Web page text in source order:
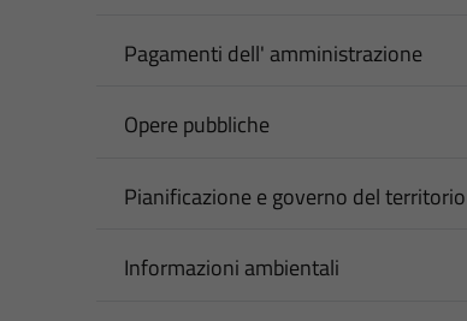
Pagamenti dell' amministrazione
Opere pubbliche
Pianificazione e governo del territorio
Informazioni ambientali